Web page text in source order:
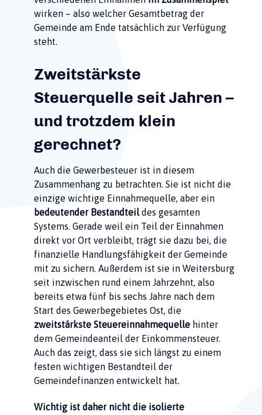
wirken – also welcher Gesamtbetrag der
Gemeinde am Ende tatsächlich zur Verfügung
steht.
Zweitstärkste
Steuerquelle seit Jahren –
und trotzdem klein
gerechnet?
Auch die Gewerbesteuer ist in diesem
Zusammenhang zu betrachten. Sie ist nicht die
einzige wichtige Einnahmequelle, aber ein
bedeutender Bestandteildes gesamten
Systems. Gerade weil ein Teil der Einnahmen
direkt vor Ort verbleibt, trägt sie dazu bei, die
finanzielle Handlungsfähigkeit der Gemeinde
mit zu sichern. Außerdem ist sie in Weitersburg
seit inzwischen rund einem Jahrzehnt, also
bereits etwa fünf bis sechs Jahre nach dem
Start des Gewerbegebietes Ost, die
zweitstärkste Steuereinnahmequelle hinter
dem Gemeindeanteil der Einkommensteuer.
Auch das zeigt, dass sie sich längst zu einem
festen wichtigen Bestandteil der
Gemeindefinanzen entwickelt hat.
Wichtig ist daher nicht die isolierte